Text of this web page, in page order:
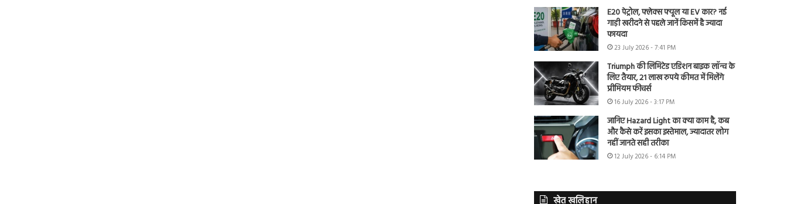
E20 पेट्रोल, फ्लेक्स फ्यूल या EV कार? नई
गाड़ी खरीदने से पहले जानें किसमें है ज्यादा
फायदा
23 July 2026 - 7:41 PM
Triumph की लिमिटेड एडिशन बाइक लॉन्च के
लिए तैयार, 21 लाख रुपये कीमत में मिलेंगे
प्रीमियम फीचर्स
16 July 2026 - 3:17 PM
जानिए Hazard Light का क्या काम है, कब
और कैसे करें इसका इस्तेमाल, ज्यादातर लोग
नहीं जानते सही तरीका
12 July 2026 - 6:14 PM